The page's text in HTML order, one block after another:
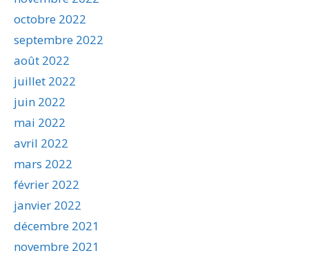
octobre 2022
septembre 2022
août 2022
juillet 2022
juin 2022
mai 2022
avril 2022
mars 2022
février 2022
janvier 2022
décembre 2021
novembre 2021